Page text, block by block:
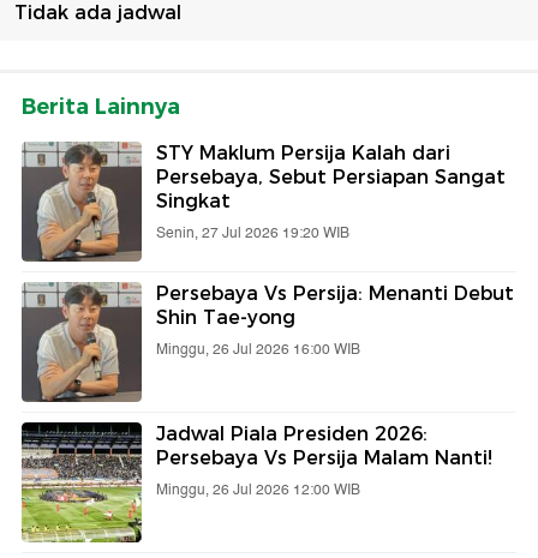
Tidak ada jadwal
Berita Lainnya
STY Maklum Persija Kalah dari
Persebaya, Sebut Persiapan Sangat
Singkat
Senin, 27 Jul 2026 19:20 WIB
Persebaya Vs Persija: Menanti Debut
Shin Tae-yong
Minggu, 26 Jul 2026 16:00 WIB
Jadwal Piala Presiden 2026:
Persebaya Vs Persija Malam Nanti!
Minggu, 26 Jul 2026 12:00 WIB